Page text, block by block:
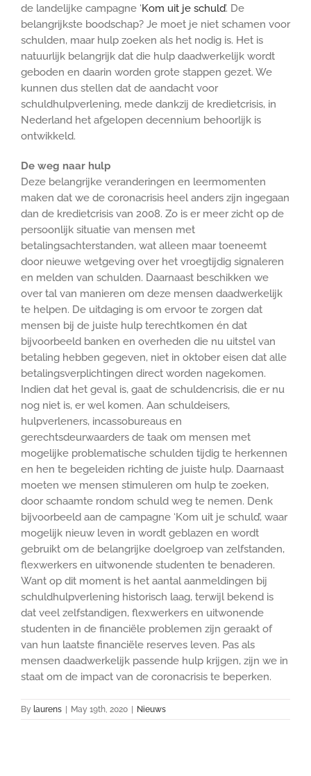
de landelijke campagne ‘Kom uit je schuld’. De
belangrijkste boodschap? Je moet je niet schamen voor
schulden, maar hulp zoeken als het nodig is. Het is
natuurlijk belangrijk dat die hulp daadwerkelijk wordt
geboden en daarin worden grote stappen gezet. We
kunnen dus stellen dat de aandacht voor
schuldhulpverlening, mede dankzij de kredietcrisis, in
Nederland het afgelopen decennium behoorlijk is
ontwikkeld.
De weg naar hulp
Deze belangrijke veranderingen en leermomenten
maken dat we de coronacrisis heel anders zijn ingegaan
dan de kredietcrisis van 2008. Zo is er meer zicht op de
persoonlijk situatie van mensen met
betalingsachterstanden, wat alleen maar toeneemt
door nieuwe wetgeving over het vroegtijdig signaleren
en melden van schulden. Daarnaast beschikken we
over tal van manieren om deze mensen daadwerkelijk
te helpen. De uitdaging is om ervoor te zorgen dat
mensen bij de juiste hulp terechtkomen én dat
bijvoorbeeld banken en overheden die nu uitstel van
betaling hebben gegeven, niet in oktober eisen dat alle
betalingsverplichtingen direct worden nagekomen.
Indien dat het geval is, gaat de schuldencrisis, die er nu
nog niet is, er wel komen. Aan schuldeisers,
hulpverleners, incassobureaus en
gerechtsdeurwaarders de taak om mensen met
mogelijke problematische schulden tijdig te herkennen
en hen te begeleiden richting de juiste hulp. Daarnaast
moeten we mensen stimuleren om hulp te zoeken,
door schaamte rondom schuld weg te nemen. Denk
bijvoorbeeld aan de campagne ‘Kom uit je schuld’, waar
mogelijk nieuw leven in wordt geblazen en wordt
gebruikt om de belangrijke doelgroep van zelfstanden,
flexwerkers en uitwonende studenten te benaderen.
Want op dit moment is het aantal aanmeldingen bij
schuldhulpverlening historisch laag, terwijl bekend is
dat veel zelfstandigen, flexwerkers en uitwonende
studenten in de financiële problemen zijn geraakt of
van hun laatste financiële reserves leven. Pas als
mensen daadwerkelijk passende hulp krijgen, zijn we in
staat om de impact van de coronacrisis te beperken.
By laurens | May 19th, 2020 | Nieuws